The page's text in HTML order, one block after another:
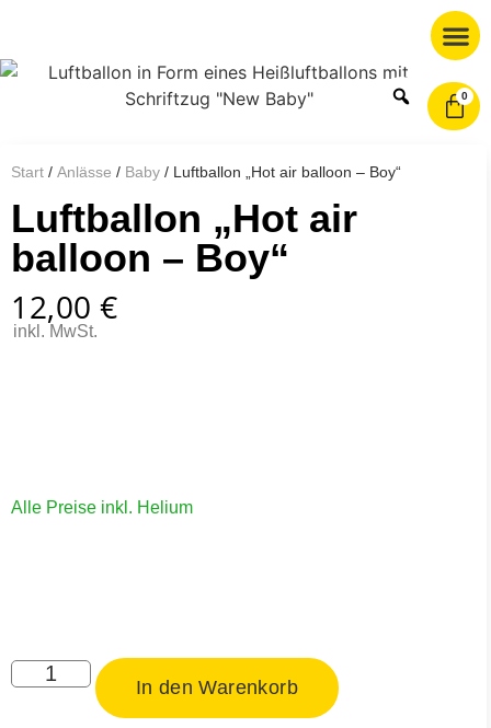
0
Start / Anlässe / Baby / Luftballon „Hot air balloon – Boy“
Luftballon „Hot air
balloon – Boy“
12,00 €
inkl. MwSt.
Alle Preise inkl. Helium
In den Warenkorb